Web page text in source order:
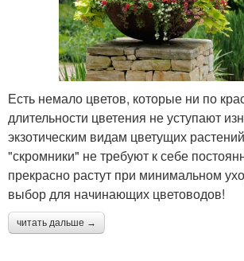
Есть немало цветов, которые ни по
длительности цветения не уступают
экзотическим видам цветущих
"скромники" не требуют к себе
прекрасно растут при минимальном
выбор для начинающих цветоводов!
читать дальше →